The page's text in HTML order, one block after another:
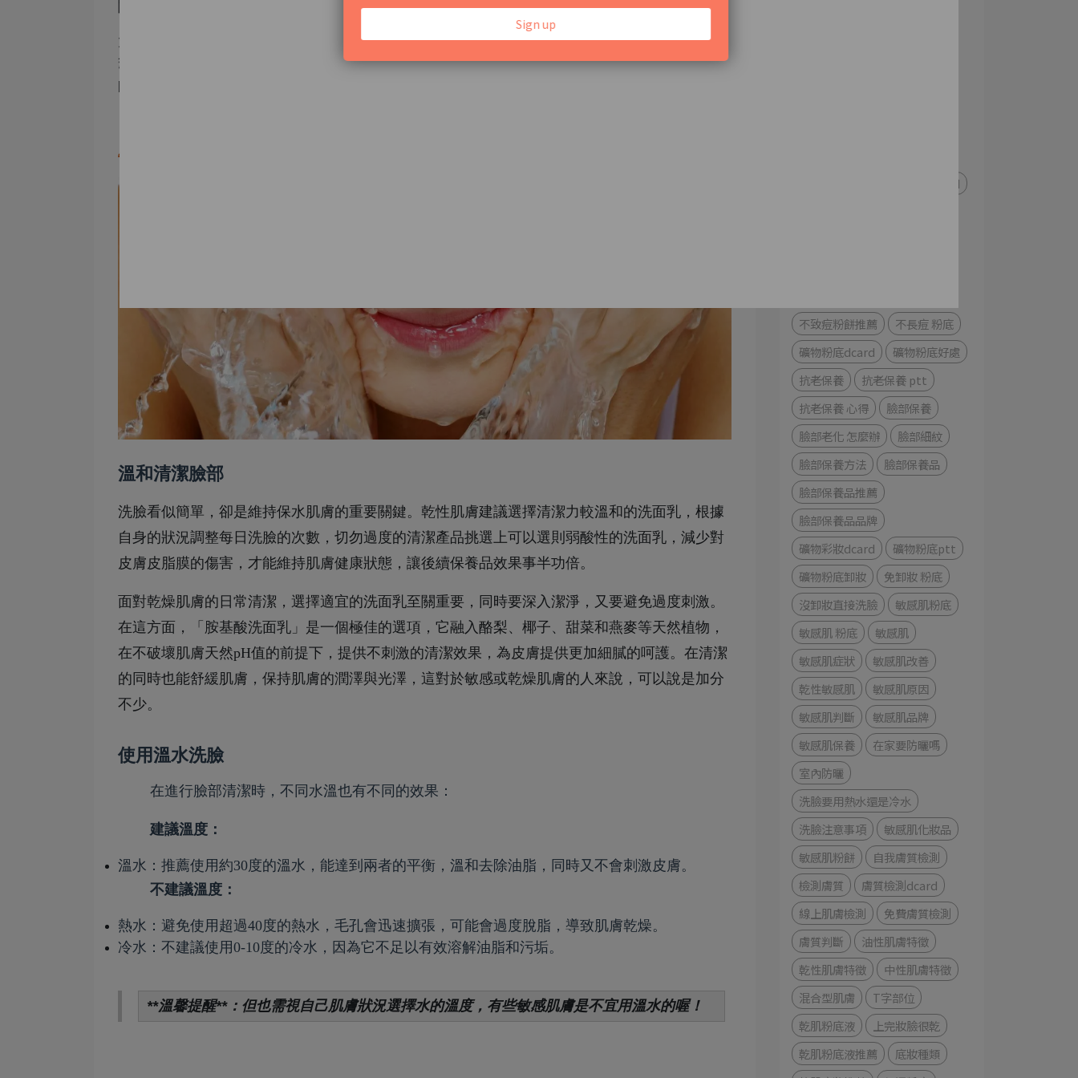
大家應該選那些提供成分全透明度的品牌，以免使用到可能導致皮膚乾燥和刺激的成分。認證標
籤如ECOCERT或EWG Verified幫助辨識使用安全、可持續成分的產品。再進一步，檢查產品的
pH值是否與皮膚的自然酸鹼值（約pH5.5）相符，若過酸或過鹼也可能影響肌膚。
告別冬天肌膚乾燥脫皮困擾！保濕保養這樣做，肌膚超水潤
溫和清潔臉部
洗臉看似簡單，卻是維持保水肌膚的重要關鍵。乾性肌膚建議選擇清潔力較溫和的洗面乳，根據
自身的狀況調整每日洗臉的次數，切勿過度的清潔產品挑選上可以選則弱酸性的洗面乳，減少對
皮膚皮脂膜的傷害，才能維持肌膚健康狀態，讓後續保養品效果事半功倍。
面對乾燥肌膚的日常清潔，選擇適宜的洗面乳至關重要，同時要深入潔淨，又要避免過度刺激。
在這方面，「胺基酸洗面乳」是一個極佳的選項，它融入酪梨、椰子、甜菜和燕麥等天然植物，
在不破壞肌膚天然pH值的前提下，提供不刺激的清潔效果，為皮膚提供更加細膩的呵護。在清潔
的同時也能舒緩肌膚，保持肌膚的潤澤與光澤，這對於敏感或乾燥肌膚的人來說，可以說是加分
不少。
使用溫水洗臉
在進行臉部清潔時，不同水溫也有不同的效果：
建議溫度：
溫水：推薦使用約30度的溫水，能達到兩者的平衡，溫和去除油脂，同時又不會刺激皮膚。
不建議溫度：
熱水：避免使用超過40度的熱水，毛孔會迅速擴張，可能會過度脫脂，導致肌膚乾燥。
冷水：不建議使用0-10度的冷水，因為它不足以有效溶解油脂和污垢。
**溫馨提醒**：但也需視自己肌膚狀況選擇水的溫度，有些敏感肌膚是不宜用溫水的喔！
化妝長痘痘dcard
不致痘粉餅推薦
不長痘 粉底
礦物粉底dcard
礦物粉底好處
抗老保養
抗老保養 ptt
抗老保養 心得
臉部保養
臉部老化 怎麼辦
臉部細紋
臉部保養方法
臉部保養品
臉部保養品推薦
臉部保養品品牌
礦物彩妝dcard
礦物粉底ptt
礦物粉底卸妝
免卸妝 粉底
沒卸妝直接洗臉
敏感肌粉底
敏感肌 粉底
敏感肌
敏感肌症狀
敏感肌改善
乾性敏感肌
敏感肌原因
敏感肌判斷
敏感肌品牌
敏感肌保養
在家要防曬嗎
室內防曬
洗臉要用熱水還是冷水
洗臉注意事項
敏感肌化妝品
敏感肌粉餅
自我膚質檢測
檢測膚質
膚質檢測dcard
線上肌膚檢測
免費膚質檢測
膚質判斷
油性肌膚特徵
乾性肌膚特徵
中性肌膚特徵
混合型肌膚
T字部位
乾肌粉底液
上完妝臉很乾
乾肌粉底液推薦
底妝種類